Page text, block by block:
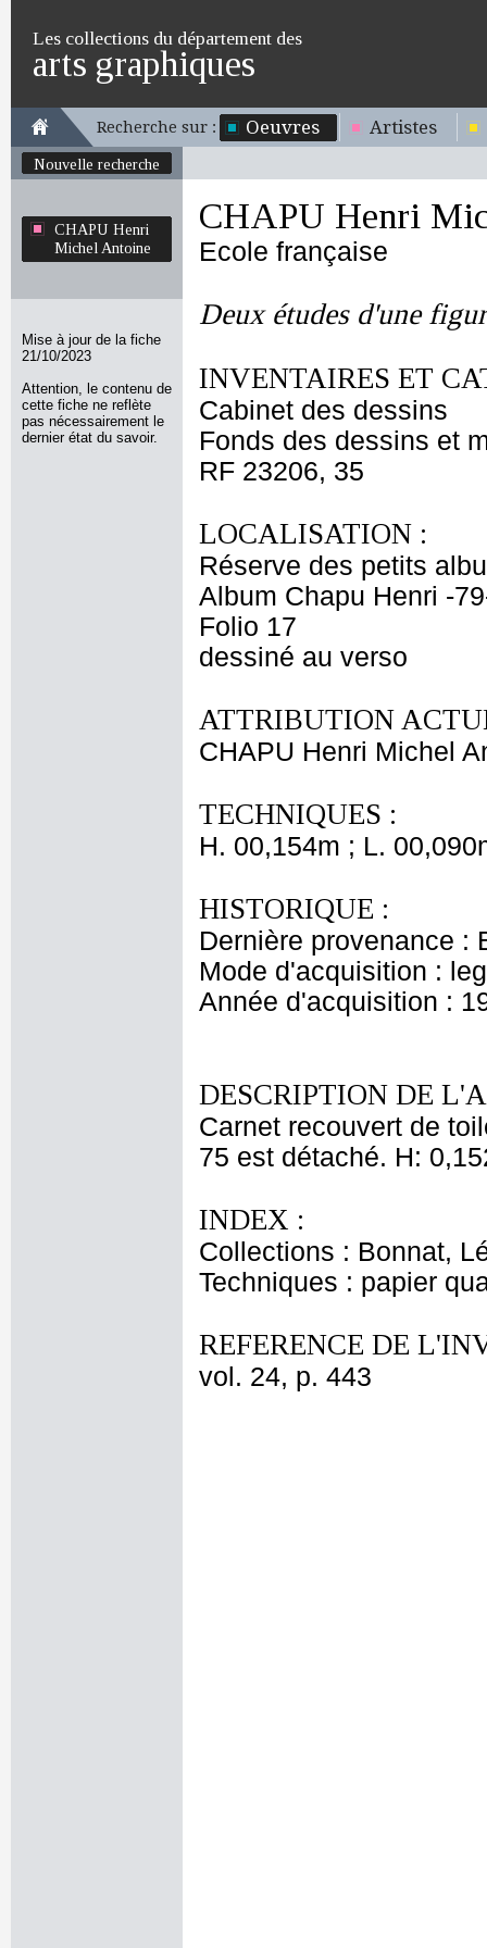
Les collections du département des
arts graphiques
Recherche sur : Oeuvres Artistes
Nouvelle recherche
CHAPU Henri
Michel Antoine
Mise à jour de la fiche
21/10/2023
Attention, le contenu de
cette fiche ne reflète
pas nécessairement le
dernier état du savoir.
CHAPU Henri
Ecole française
Deux études d'une
INVENTAIRES ET
Cabinet des dessins
Fonds des dessins et
RF 23206, 35
LOCALISATION :
Réserve des petits
Album Chapu Henri -
Folio 17
dessiné au verso
ATTRIBUTION
CHAPU Henri Michel
TECHNIQUES :
H. 00,154m ; L.
HISTORIQUE :
Dernière provenance :
Mode d'acquisition :
Année d'acquisition :
DESCRIPTION DE
Carnet recouvert de
75 est détaché. H:
INDEX :
Collections : Bonnat,
Techniques : papier
REFERENCE DE
vol. 24, p. 443